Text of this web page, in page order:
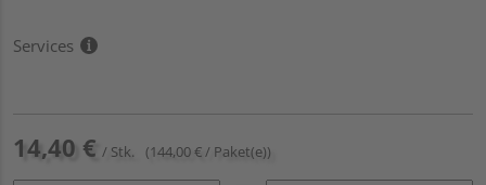
Services
14,40 € / Stk. (144,00 € / Paket(e))